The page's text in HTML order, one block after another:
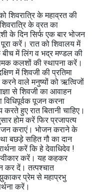
के महाव्रत की
के व्रत का
के दिन सिर्फ एक बार भोजन
करें। रात को शिवालय में
में लिंग व भद्र मण्डल की
कलशों की स्थापना करें।
में शिवजी की प्रतिमा
वाले मनुष्यों को ऋत्विजों
से शिवजी का आवाहन
विधिपूर्वक पूजन करना
हुए रात बितानी चाहिए।
होम करें फिर प्रजापत्य
कराएं। भोजन कराने के
बछड़े सहित गौ का दान
करें कि हे देवाधिदेव !
करें। यह कहकर
कर दें। तत्पश्चात
प्रेम से महाप्रभु
करें।